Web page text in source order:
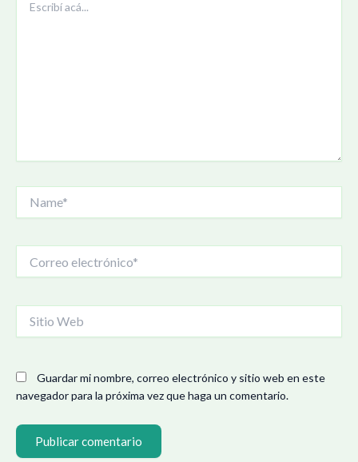
acá...
electrónico*
Web
Guardar mi nombre, correo electrónico y sitio web en este
navegador para la próxima vez que haga un comentario.